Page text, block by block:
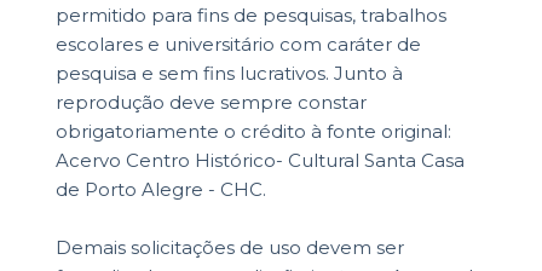
permitido para fins de pesquisas, trabalhos
escolares e universitário com caráter de
pesquisa e sem fins lucrativos. Junto à
reprodução deve sempre constar
obrigatoriamente o crédito à fonte original:
Acervo Centro Histórico- Cultural Santa Casa
de Porto Alegre - CHC.
Demais solicitações de uso devem ser